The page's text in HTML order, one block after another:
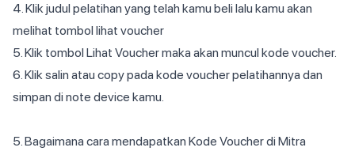
4. Klik judul pelatihan yang telah kamu beli lalu kamu akan
melihat tombol lihat voucher
5. Klik tombol Lihat Voucher maka akan muncul kode voucher.
6. Klik salin atau copy pada kode voucher pelatihannya dan
simpan di note device kamu.
5. Bagaimana cara mendapatkan Kode Voucher di Mitra